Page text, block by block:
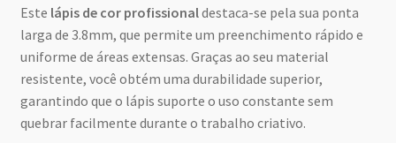
Este lápis de cor profissionaldestaca-se pela sua ponta
larga de 3.8mm, que permite um preenchimento rápido e
uniforme de áreas extensas. Graças ao seu material
resistente, você obtém uma durabilidade superior,
garantindo que o lápis suporte o uso constante sem
quebrar facilmente durante o trabalho criativo.